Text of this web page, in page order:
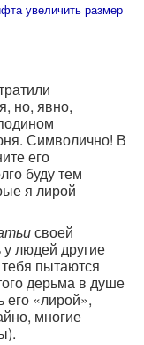
увеличить размер
но, явно,
Символично! В
его
буду тем
я лирой
своей
людей другие
пытаются
дерьма в душе
его «лирой»,
многие